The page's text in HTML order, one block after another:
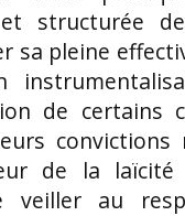
structurée
sa pleine
de certains
convictions
de la
veiller au